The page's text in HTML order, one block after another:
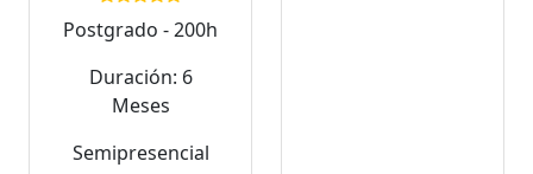
Postgrado - 200h
Duración: 6
Meses
Semipresencial